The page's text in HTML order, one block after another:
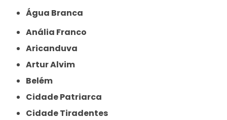
Água Branca
Anália Franco
Aricanduva
Artur Alvim
Belém
Cidade Patriarca
Cidade Tiradentes